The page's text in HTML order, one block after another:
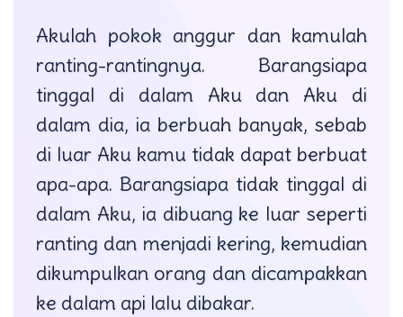
Akulah pokok anggur dan kamulah
ranting-rantingnya. Barangsiapa
tinggal di dalam Aku dan Aku di
dalam dia, ia berbuah banyak, sebab
di luar Aku kamu tidak dapat berbuat
apa-apa. Barangsiapa tidak tinggal di
dalam Aku, ia dibuang ke luar seperti
ranting dan menjadi kering, kemudian
dikumpulkan orang dan dicampakkan
ke dalam api lalu dibakar.